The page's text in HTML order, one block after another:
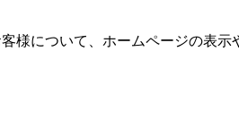
様について、ホームページの表